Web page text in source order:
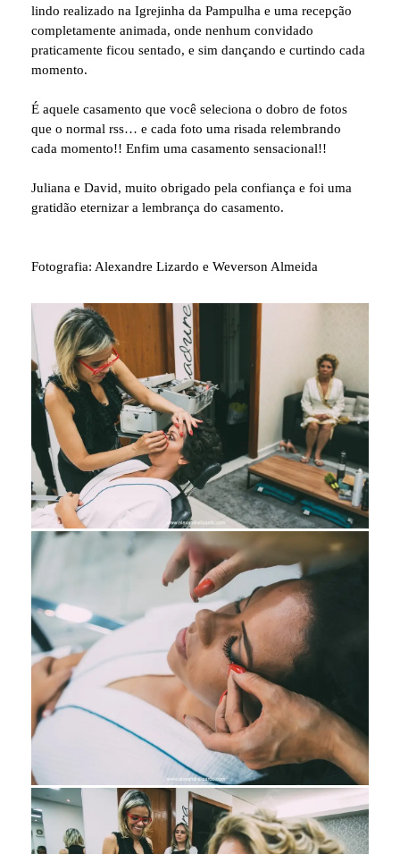
lindo realizado na Igrejinha da Pampulha e uma recepção
completamente animada, onde nenhum convidado
praticamente ficou sentado, e sim dançando e curtindo cada
momento.
É aquele casamento que você seleciona o dobro de fotos
que o normal rss… e cada foto uma risada relembrando
cada momento!! Enfim uma casamento sensacional!!
Juliana e David, muito obrigado pela confiança e foi uma
gratidão eternizar a lembrança do casamento.
Fotografia: Alexandre Lizardo e Weverson Almeida